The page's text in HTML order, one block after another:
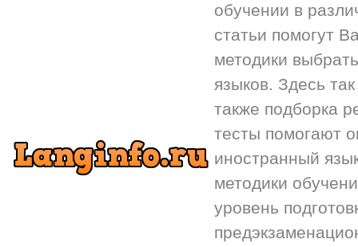
обучении в
статьи помогут
методики
языков. Здесь
также подборка
тесты помогают
иностранный
методики
уровень